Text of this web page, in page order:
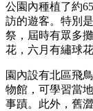
公園內種植了約
訪的遊客。特別
祭，屆時有眾多
花，六月有繡球
園內設有北區飛
物館，可學習當
事蹟。此外，舊